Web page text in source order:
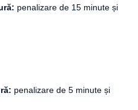
penalizare de 15 minute și
penalizare de 5 minute și